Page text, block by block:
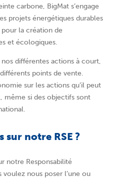
carbone, BigMat s’engage
projets énergétiques durables
la création de
et écologiques.
différentes actions à court,
points de vente.
sur les actions qu’il peut
même si des objectifs sont
sur notre RSE ?
notre Responsabilité
nous poser l’une ou